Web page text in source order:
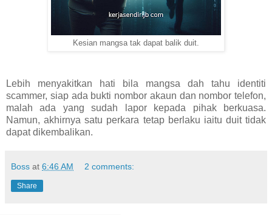
Kesian mangsa tak dapat balik duit.
Lebih menyakitkan hati bila mangsa dah tahu identiti
scammer, siap ada bukti nombor akaun dan nombor telefon,
malah ada yang sudah lapor kepada pihak berkuasa.
Namun, akhirnya satu perkara tetap berlaku iaitu duit tidak
dapat dikembalikan.
Boss at 6:46 AM 2 comments:
Share